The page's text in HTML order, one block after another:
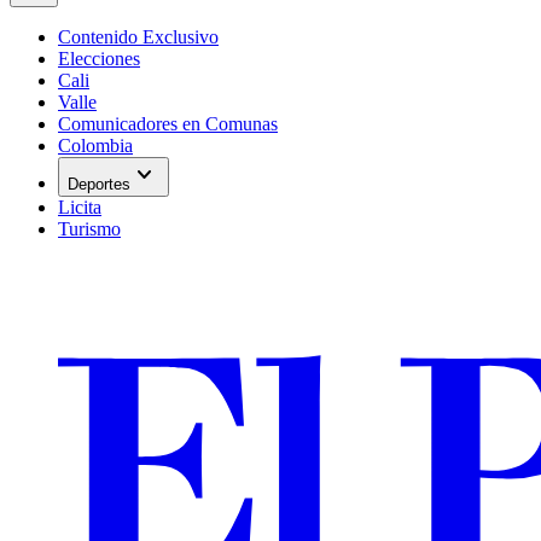
Contenido Exclusivo
Elecciones
Cali
Valle
Comunicadores en Comunas
Colombia
Deportes expand_more
Licita
Turismo